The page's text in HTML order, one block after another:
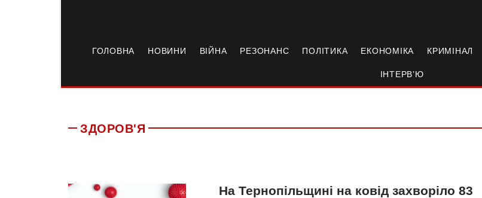
ГОЛОВНА НОВИНИ ВІЙНА РЕЗОНАНС ПОЛІТИКА ЕКОНОМІКА КРИМІНАЛ
ІНТЕРВ’Ю
ЗДОРОВ'Я
На Тернопільщині на ковід захворіло 83